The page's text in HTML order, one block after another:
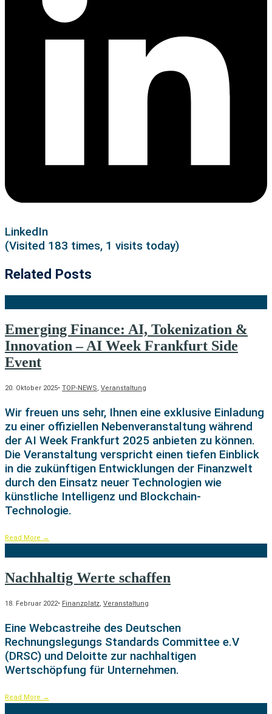
LinkedIn
(Visited 183 times, 1 visits today)
Related Posts
Emerging Finance: AI, Tokenization &
Innovation – AI Week Frankfurt Side
Event
20. Oktober 2025• TOP-NEWS, Veranstaltung
Wir freuen uns sehr, Ihnen eine exklusive Einladung
zu einer offiziellen Nebenveranstaltung während
der AI Week Frankfurt 2025 anbieten zu können.
Die Veranstaltung verspricht einen tiefen Einblick
in die zukünftigen Entwicklungen der Finanzwelt
durch den Einsatz neuer Technologien wie
künstliche Intelligenz und Blockchain-
Technologie.
Read More →
Nachhaltig Werte schaffen
18. Februar 2022• Finanzplatz, Veranstaltung
Eine Webcastreihe des Deutschen
Rechnungslegungs Standards Committee e.V
(DRSC) und Deloitte zur nachhaltigen
Wertschöpfung für Unternehmen.
Read More →